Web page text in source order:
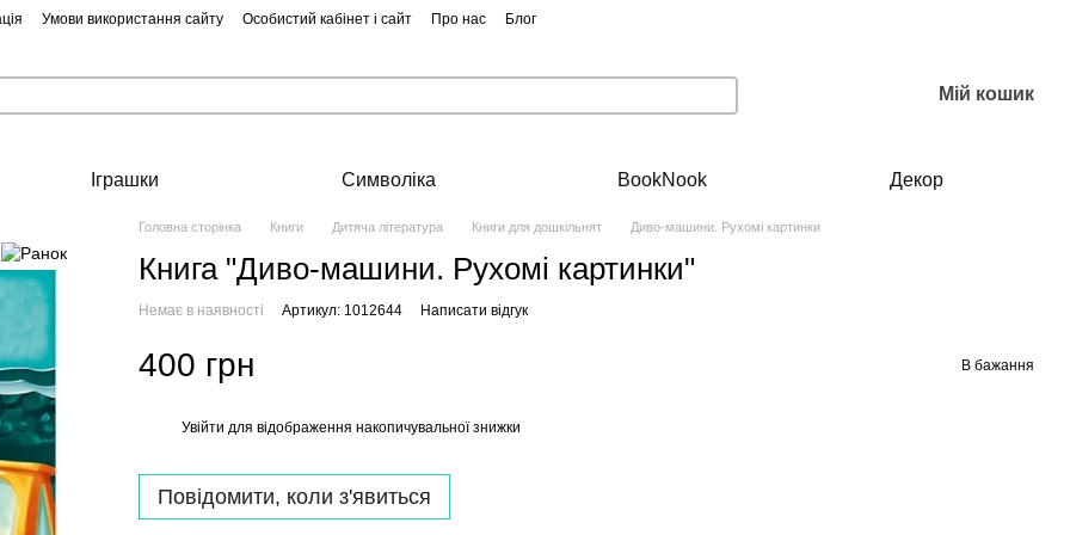
Умови використання сайту Особистий кабінет і сайт Про нас Блог
Мій кошик
Іграшки Символіка BookNook Декор
Головна сторінка Книги Дитяча література Книги для дошкільнят Диво-машини. Рухомі картинки
Книга "Диво-машини. Рухомі картинки"
Немає в наявності Артикул: 1012644 Написати відгук
400 грн В бажання
Увійти для відображення накопичувальної знижки
Повідомити, коли з'явиться